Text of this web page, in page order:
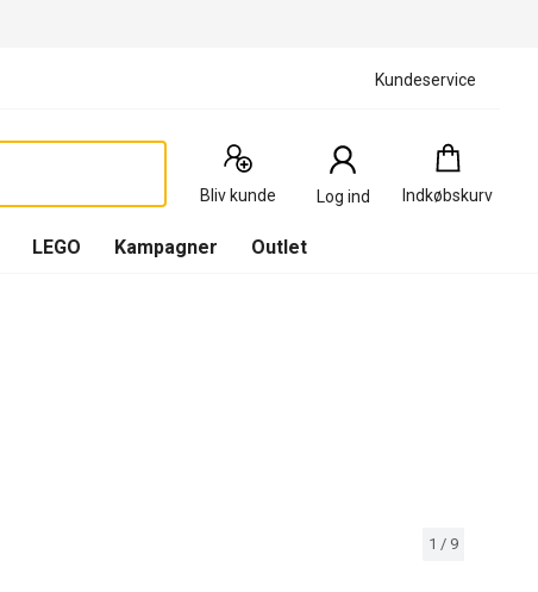
Kundeservice
Bliv kunde Log ind Indkøbskurv
Indkøbskurv
0
Produkter
LEGO Kampagner Outlet
1 / 9